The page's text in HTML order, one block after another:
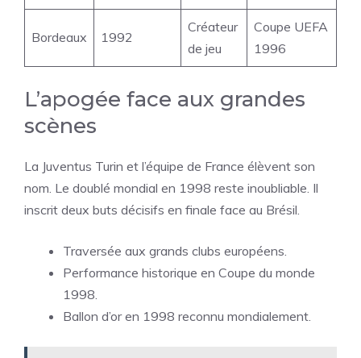
Bordeaux 1992
Créateur
de jeu
Coupe UEFA
1996
L’apogée face aux grandes
scènes
La Juventus Turin et l’équipe de France élèvent son
nom. Le doublé mondial en 1998 reste inoubliable. Il
inscrit deux buts décisifs en finale face au Brésil.
Traversée aux grands clubs européens.
Performance historique en Coupe du monde
1998.
Ballon d’or en 1998 reconnu mondialement.